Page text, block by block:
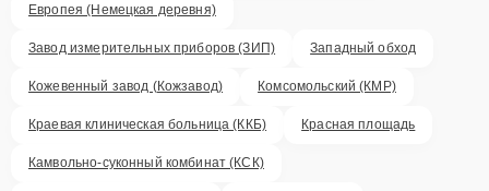
Европея (Немецкая деревня)
Завод измерительных приборов (ЗИП) Западный обход
Кожевенный завод (Кожзавод) Комсомольский (КМР)
Краевая клиническая больница (ККБ) Красная площадь
Камвольно-суконный комбинат (КСК)